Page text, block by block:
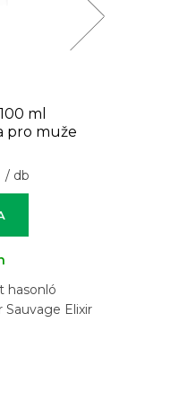
ml
pro muže
/ db
hasonló
Elixir